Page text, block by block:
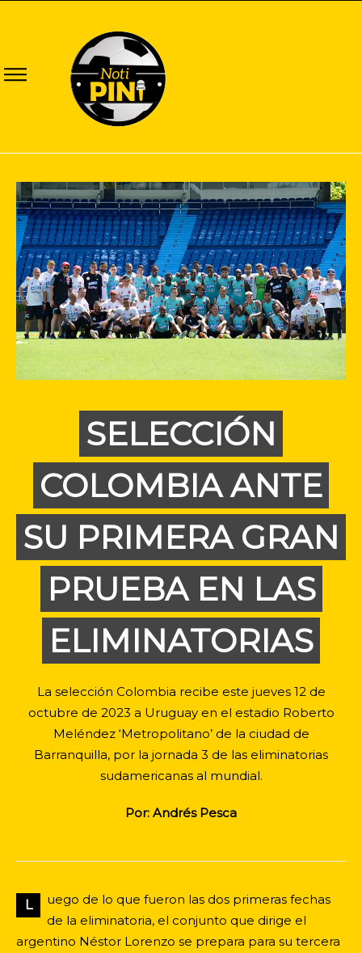
SELECCIÓN
COLOMBIA ANTE
SU PRIMERA GRAN
PRUEBA EN LAS
ELIMINATORIAS
La selección Colombia recibe este jueves 12 de
octubre de 2023 a Uruguay en el estadio Roberto
Meléndez ‘Metropolitano’ de la ciudad de
Barranquilla, por la jornada 3 de las eliminatorias
sudamericanas al mundial.
Por: Andrés Pesca
L
uego de lo que fueron las dos primeras fechas
de la eliminatoria, el conjunto que dirige el
argentino Néstor Lorenzo se prepara para su tercera